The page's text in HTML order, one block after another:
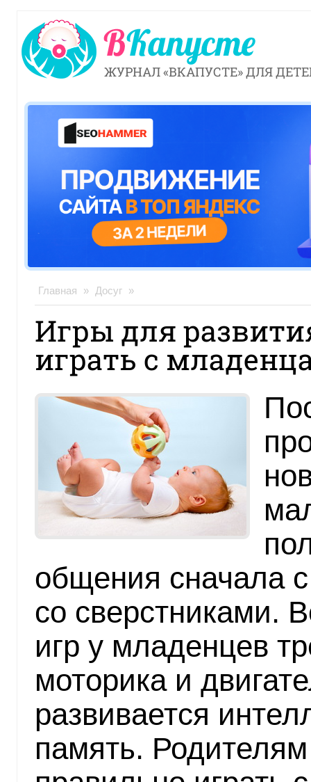
ЖУРНАЛ «ВКАПУСТЕ» ДЛЯ
Главная » Досуг »
Игры для
играть с
общения сначала
со сверстниками.
игр у младенцев
моторика и
развивается
память.